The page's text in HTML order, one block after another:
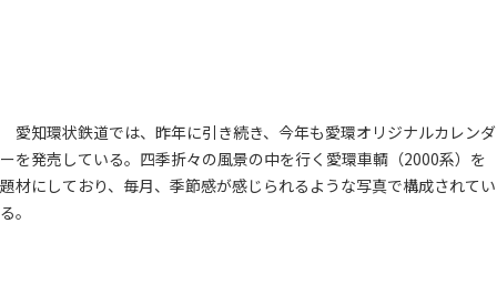
愛知環状鉄道では、昨年に引き続き、今年も愛環オリジナルカレンダ
ーを発売している。四季折々の風景の中を行く愛環車輌（2000系）を
題材にしており、毎月、季節感が感じられるような写真で構成されてい
る。